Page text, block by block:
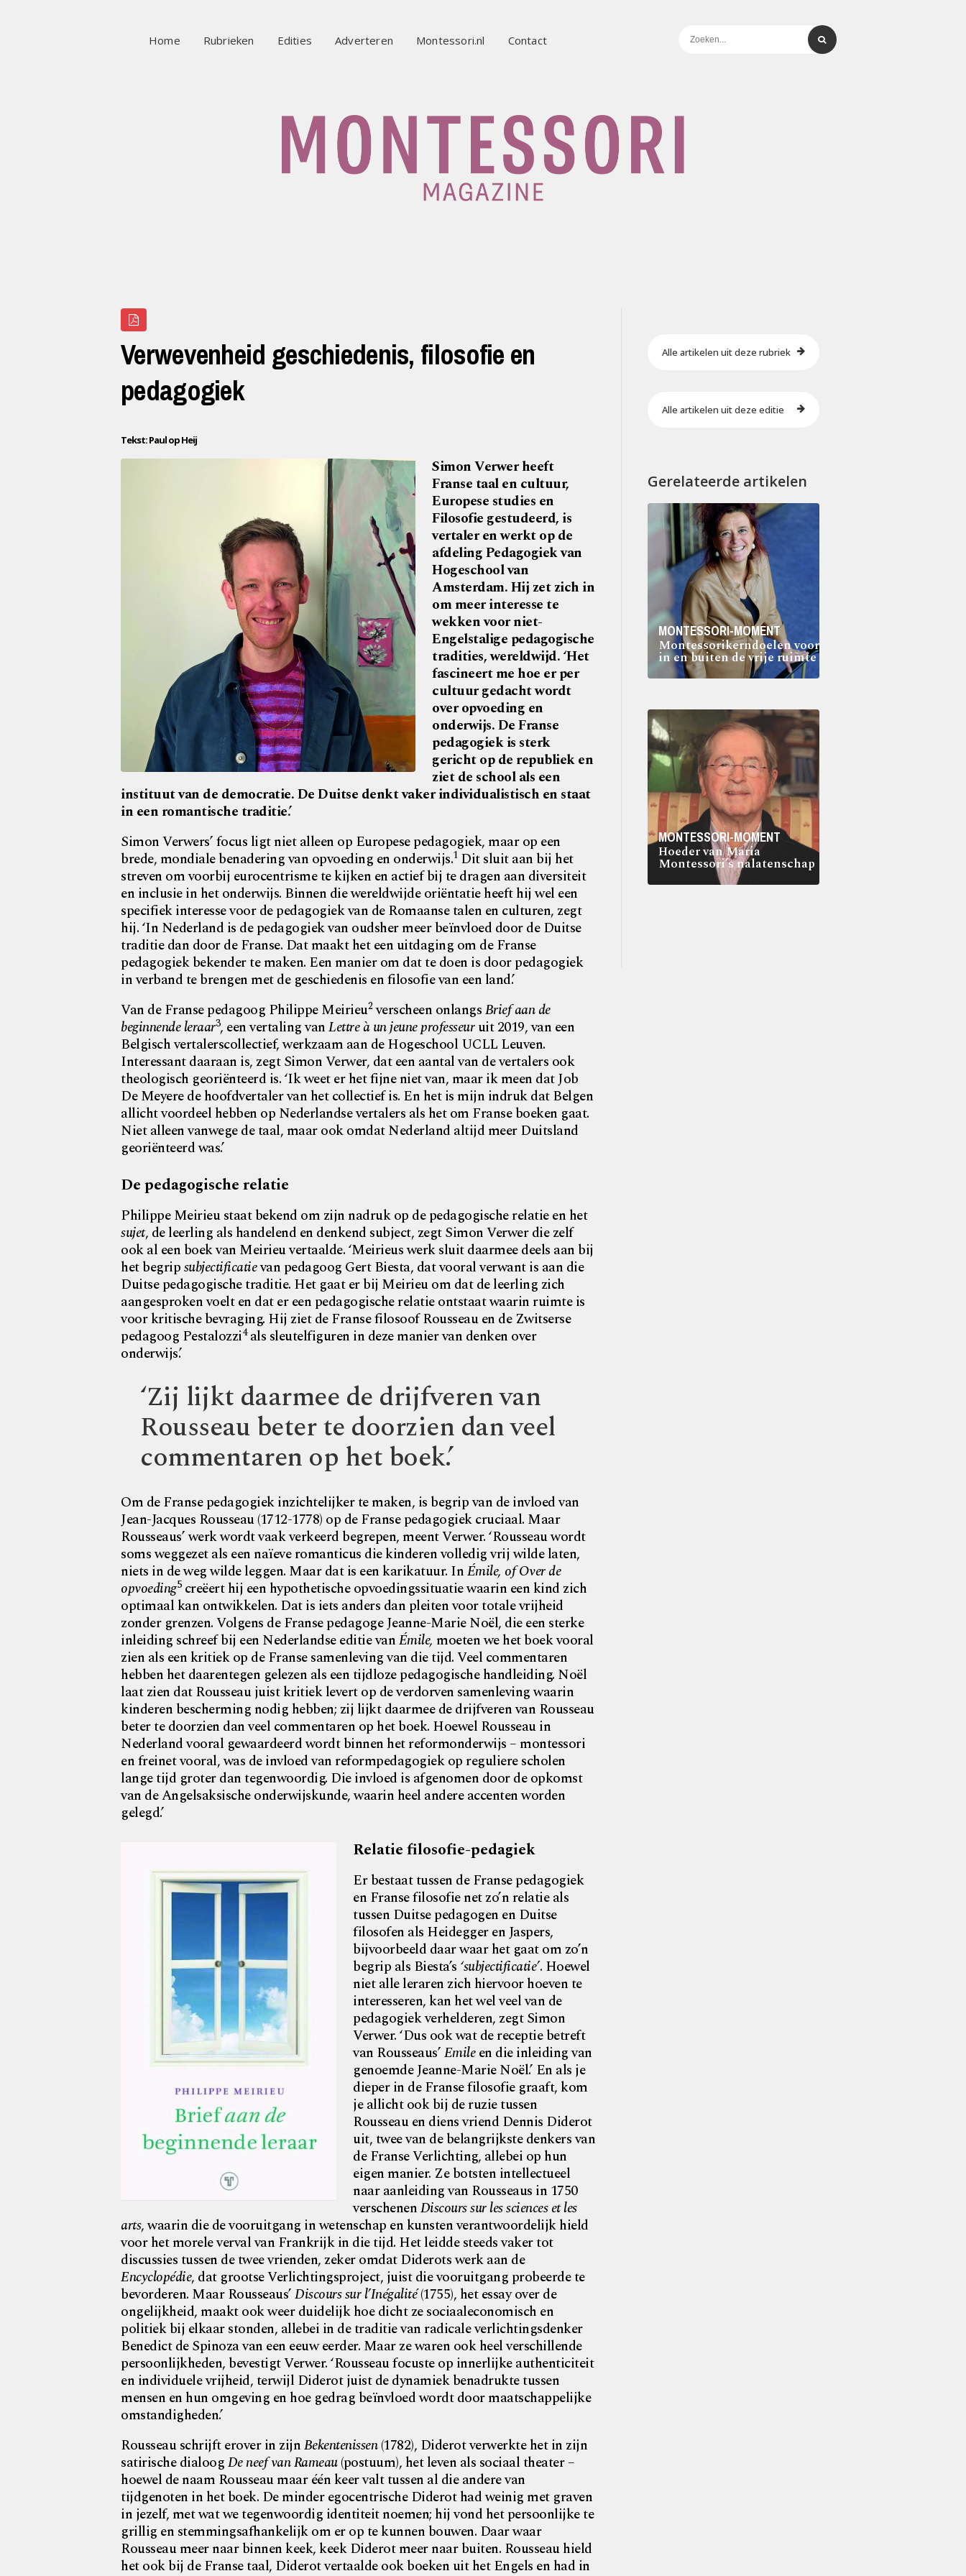
Home Rubrieken Edities Adverteren Montessori.nl Contact
Verwevenheid geschiedenis, filosofie en
pedagogiek
Tekst: Paul op Heij
Simon Verwer heeft
Franse taal en cultuur,
Europese studies en
Filosofie gestudeerd, is
vertaler en werkt op de
afdeling Pedagogiek van
Hogeschool van
Amsterdam. Hij zet zich in
om meer interesse te
wekken voor niet-
Engelstalige pedagogische
tradities, wereldwijd. ‘Het
fascineert me hoe er per
cultuur gedacht wordt
over opvoeding en
onderwijs. De Franse
pedagogiek is sterk
gericht op de republiek en
ziet de school als een
instituut van de democratie. De Duitse denkt vaker individualistisch en staat
in een romantische traditie.’
Simon Verwers’ focus ligt niet alleen op Europese pedagogiek, maar op een
brede, mondiale benadering van opvoeding en onderwijs.1Dit sluit aan bij het
streven om voorbij eurocentrisme te kijken en actief bij te dragen aan diversiteit
en inclusie in het onderwijs. Binnen die wereldwijde oriëntatie heeft hij wel een
specifiek interesse voor de pedagogiek van de Romaanse talen en culturen, zegt
hij. ‘In Nederland is de pedagogiek van oudsher meer beïnvloed door de Duitse
traditie dan door de Franse. Dat maakt het een uitdaging om de Franse
pedagogiek bekender te maken. Een manier om dat te doen is door pedagogiek
in verband te brengen met de geschiedenis en filosofie van een land.’
Van de Franse pedagoog Philippe Meirieu2verscheen onlangsBrief aan de
beginnende leraar3, een vertaling vanLettre à un jeune professeuruit 2019, van een
Belgisch vertalerscollectief, werkzaam aan de Hogeschool UCLL Leuven.
Interessant daaraan is, zegt Simon Verwer, dat een aantal van de vertalers ook
theologisch georiënteerd is. ‘Ik weet er het fijne niet van, maar ik meen dat Job
De Meyere de hoofdvertaler van het collectief is. En het is mijn indruk dat Belgen
allicht voordeel hebben op Nederlandse vertalers als het om Franse boeken gaat.
Niet alleen vanwege de taal, maar ook omdat Nederland altijd meer Duitsland
georiënteerd was.’
De pedagogische relatie
Philippe Meirieu staat bekend om zijn nadruk op de pedagogische relatie en het
sujet, de leerling als handelend en denkend subject, zegt Simon Verwer die zelf
ook al een boek van Meirieu vertaalde. ‘Meirieus werk sluit daarmee deels aan bij
het begripsubjectificatievan pedagoog Gert Biesta, dat vooral verwant is aan die
Duitse pedagogische traditie. Het gaat er bij Meirieu om dat de leerling zich
aangesproken voelt en dat er een pedagogische relatie ontstaat waarin ruimte is
voor kritische bevraging. Hij ziet de Franse filosoof Rousseau en de Zwitserse
pedagoog Pestalozzi4als sleutelfiguren in deze manier van denken over
onderwijs.’
‘Zij lijkt daarmee de drijfveren van
Rousseau beter te doorzien dan veel
commentaren op het boek.’
Om de Franse pedagogiek inzichtelijker te maken, is begrip van de invloed van
Jean-Jacques Rousseau (1712-1778) op de Franse pedagogiek cruciaal. Maar
Rousseaus’ werk wordt vaak verkeerd begrepen, meent Verwer. ‘Rousseau wordt
soms weggezet als een naïeve romanticus die kinderen volledig vrij wilde laten,
niets in de weg wilde leggen. Maar dat is een karikatuur. InÉmile, of Over de
opvoeding5creëert hij een hypothetische opvoedingssituatie waarin een kind zich
optimaal kan ontwikkelen. Dat is iets anders dan pleiten voor totale vrijheid
zonder grenzen. Volgens de Franse pedagoge Jeanne-Marie Noël, die een sterke
inleiding schreef bij een Nederlandse editie vanÉmile, moeten we het boek vooral
zien als een kritiek op de Franse samenleving van die tijd. Veel commentaren
hebben het daarentegen gelezen als een tijdloze pedagogische handleiding. Noël
laat zien dat Rousseau juist kritiek levert op de verdorven samenleving waarin
kinderen bescherming nodig hebben; zij lijkt daarmee de drijfveren van Rousseau
beter te doorzien dan veel commentaren op het boek. Hoewel Rousseau in
Nederland vooral gewaardeerd wordt binnen het reformonderwijs – montessori
en freinet vooral, was de invloed van reformpedagogiek op reguliere scholen
lange tijd groter dan tegenwoordig. Die invloed is afgenomen door de opkomst
van de Angelsaksische onderwijskunde, waarin heel andere accenten worden
gelegd.’
Relatie filosofie-pedagiek
Er bestaat tussen de Franse pedagogiek
en Franse filosofie net zo’n relatie als
tussen Duitse pedagogen en Duitse
filosofen als Heidegger en Jaspers,
bijvoorbeeld daar waar het gaat om zo’n
begrip als Biesta’s ‘subjectificatie’. Hoewel
niet alle leraren zich hiervoor hoeven te
interesseren, kan het wel veel van de
pedagogiek verhelderen, zegt Simon
Verwer. ‘Dus ook wat de receptie betreft
van Rousseaus’Emileen die inleiding van
genoemde Jeanne-Marie Noël.’ En als je
dieper in de Franse filosofie graaft, kom
je allicht ook bij de ruzie tussen
Rousseau en diens vriend Dennis Diderot
uit, twee van de belangrijkste denkers van
de Franse Verlichting, allebei op hun
eigen manier. Ze botsten intellectueel
naar aanleiding van Rousseaus in 1750
verschenenDiscours sur les sciences et les
arts, waarin die de vooruitgang in wetenschap en kunsten verantwoordelijk hield
voor het morele verval van Frankrijk in die tijd. Het leidde steeds vaker tot
discussies tussen de twee vrienden, zeker omdat Diderots werk aan de
Encyclopédie, dat grootse Verlichtingsproject, juist die vooruitgang probeerde te
bevorderen. Maar Rousseaus’Discours sur l’Inégalité(1755), het essay over de
ongelijkheid, maakt ook weer duidelijk hoe dicht ze sociaaleconomisch en
politiek bij elkaar stonden, allebei in de traditie van radicale verlichtingsdenker
Benedict de Spinoza van een eeuw eerder. Maar ze waren ook heel verschillende
persoonlijkheden, bevestigt Verwer. ‘Rousseau focuste op innerlijke authenticiteit
en individuele vrijheid, terwijl Diderot juist de dynamiek benadrukte tussen
mensen en hun omgeving en hoe gedrag beïnvloed wordt door maatschappelijke
omstandigheden.’
Rousseau schrijft erover in zijnBekentenissen(1782), Diderot verwerkte het in zijn
satirische dialoogDe neef van Rameau(postuum), het leven als sociaal theater –
hoewel de naam Rousseau maar één keer valt tussen al die andere van
tijdgenoten in het boek. De minder egocentrische Diderot had weinig met graven
in jezelf, met wat we tegenwoordig identiteit noemen; hij vond het persoonlijke te
grillig en stemmingsafhankelijk om er op te kunnen bouwen. Daar waar
Rousseau meer naar binnen keek, keek Diderot meer naar buiten. Rousseau hield
het ook bij de Franse taal, Diderot vertaalde ook boeken uit het Engels en had in
Alle artikelen uit deze rubriek
Alle artikelen uit deze editie
Gerelateerde artikelen
MONTESSORI-MOMENT
Montessorikerndoelen voor
in en buiten de vrije ruimte
MONTESSORI-MOMENT
Hoeder van Maria
Montessori’s nalatenschap